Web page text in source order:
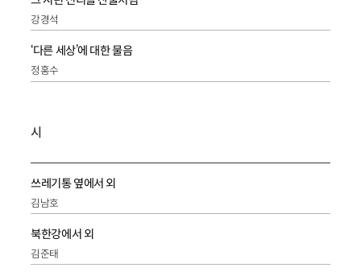
강경석
‘다른 세상’에 대한 물음
정홍수
시
쓰레기통 옆에서 외
김남호
북한강에서 외
김준태